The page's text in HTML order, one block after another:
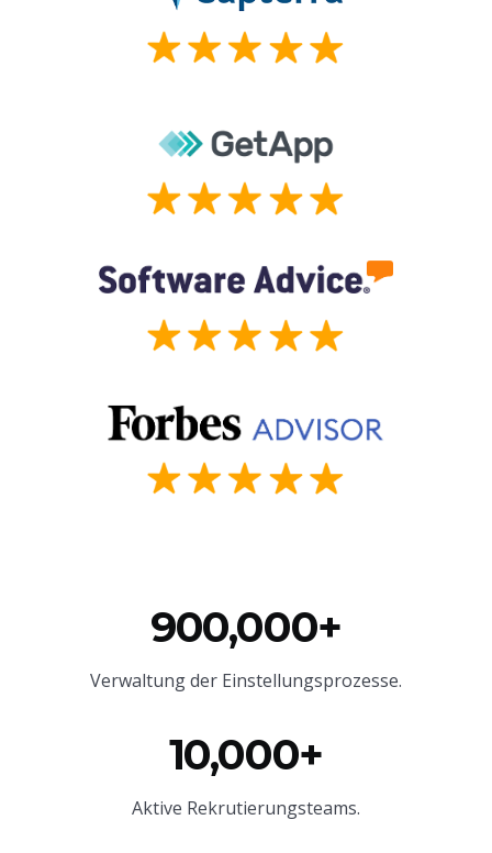
900,000+
Verwaltung der Einstellungsprozesse.
10,000+
Aktive Rekrutierungsteams.